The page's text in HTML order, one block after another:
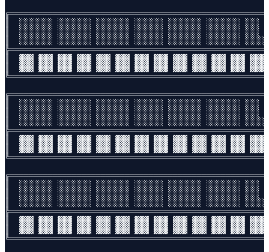
║  ░░░░░░░ ░░░░░░░ ░░░░░░░ ░░░░░░ ░░░░░░░ ░░░░░░░
║  ░░░░░░░ ░░░░░░░ ░░░░░░░ ░░░░░░ ░░░░░░░ ░░░░░░░
║  ░░░░░░░ ░░░░░░░ ░░░░░░░ ░░░░░░ ░░░░░░░ ░░░░░░░
║  ▓▓▓ ▓▓▓ ▓▓▓ ▓▓▓ ▓▓▓ ▓▓▓ ▓▓▓ ▓▓▓ ▓▓▓ ▓▓▓ ▓▓▓ ▓▓▓
║  ▓▓▓ ▓▓▓ ▓▓▓ ▓▓▓ ▓▓▓ ▓▓▓ ▓▓▓ ▓▓▓ ▓▓▓ ▓▓▓ ▓▓▓ ▓▓▓
║  ░░░░░░░ ░░░░░░░ ░░░░░░░ ░░░░░░ ░░░░░░░ ░░░░░░░
║  ░░░░░░░ ░░░░░░░ ░░░░░░░ ░░░░░░ ░░░░░░░ ░░░░░░░
║  ░░░░░░░ ░░░░░░░ ░░░░░░░ ░░░░░░ ░░░░░░░ ░░░░░░░
║  ▓▓▓ ▓▓▓ ▓▓▓ ▓▓▓ ▓▓▓ ▓▓▓ ▓▓▓ ▓▓▓ ▓▓▓ ▓▓▓ ▓▓▓ ▓▓▓
║  ▓▓▓ ▓▓▓ ▓▓▓ ▓▓▓ ▓▓▓ ▓▓▓ ▓▓▓ ▓▓▓ ▓▓▓ ▓▓▓ ▓▓▓ ▓▓▓
║  ░░░░░░░ ░░░░░░░ ░░░░░░░ ░░░░░░ ░░░░░░░ ░░░░░░░
║  ░░░░░░░ ░░░░░░░ ░░░░░░░ ░░░░░░ ░░░░░░░ ░░░░░░░
║  ░░░░░░░ ░░░░░░░ ░░░░░░░ ░░░░░░ ░░░░░░░ ░░░░░░░
║  ▓▓▓ ▓▓▓ ▓▓▓ ▓▓▓ ▓▓▓ ▓▓▓ ▓▓▓ ▓▓▓ ▓▓▓ ▓▓▓ ▓▓▓ ▓▓▓
║  ▓▓▓ ▓▓▓ ▓▓▓ ▓▓▓ ▓▓▓ ▓▓▓ ▓▓▓ ▓▓▓ ▓▓▓ ▓▓▓ ▓▓▓ ▓▓▓